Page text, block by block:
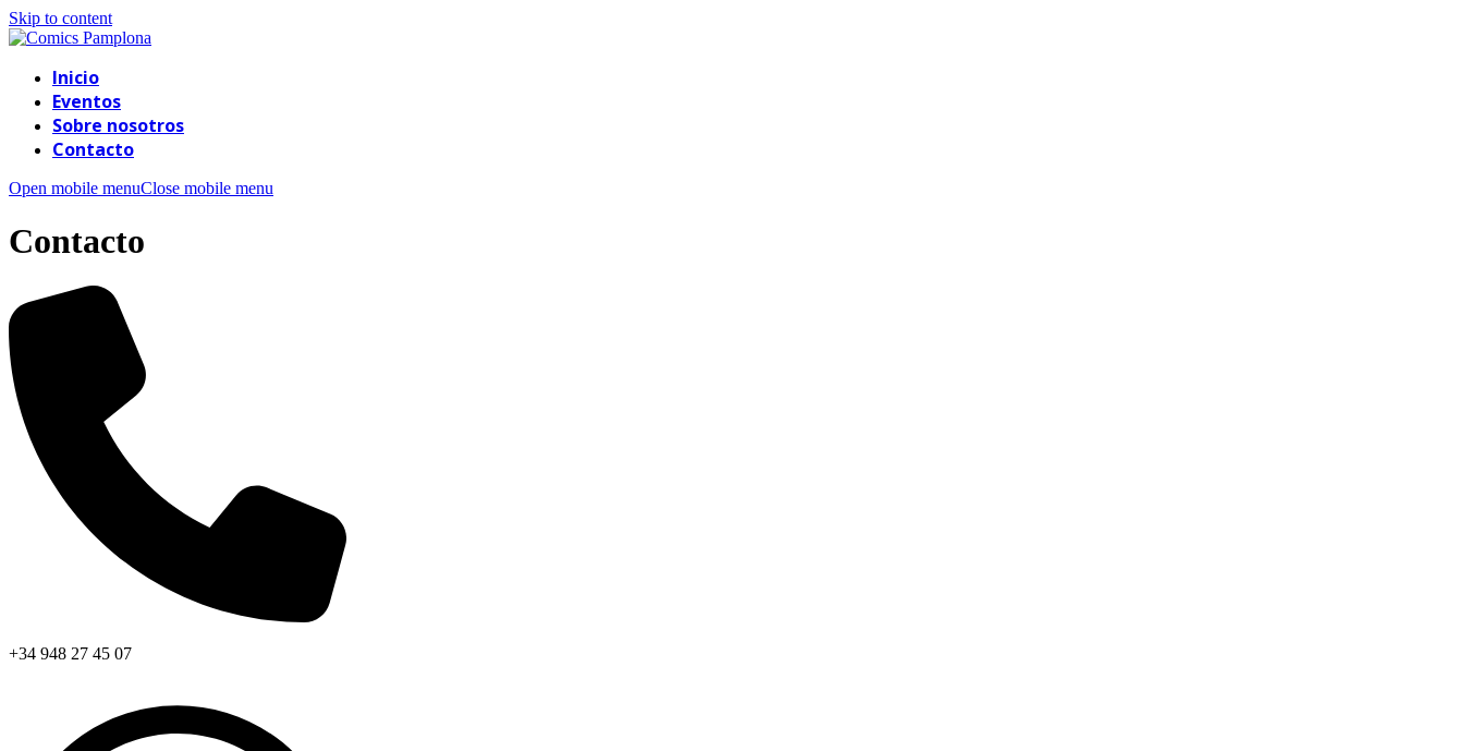
Skip to content
Inicio
Eventos
Sobre nosotros
Contacto
Open mobile menuClose mobile menu
Contacto
+34 948 27 45 07